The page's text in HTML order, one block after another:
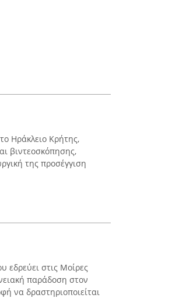
Ηράκλειο Κρήτης,
βιντεοσκόπησης,
της προσέγγιση
στις Μοίρες
παράδοση στον
να δραστηριοποιείται